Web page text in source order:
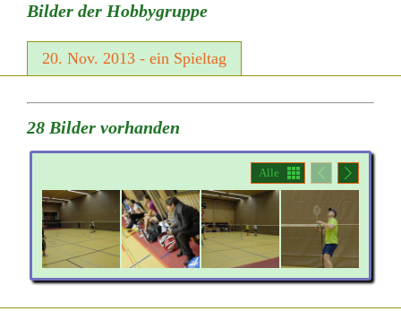
Bilder der Hobbygruppe
20. Nov. 2013 - ein Spieltag
28 Bilder vorhanden
Alle